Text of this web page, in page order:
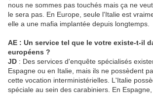
nous ne sommes pas touchés mais ça ne
le sera pas. En Europe, seule l'Italie est
elle a une mafia implantée depuis longtemps.
AE : Un service tel que le votre existe-t-il
européens ?
JD : Des services d'enquête spécialisés
Espagne ou en Italie, mais ils ne possèdent
cette vocation interministérielles. L'Italie
spéciale au sein des carabiniers. En